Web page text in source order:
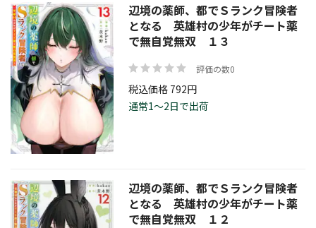
辺境の薬師、都でＳランク冒険者
となる 英雄村の少年がチート薬
で無自覚無双 １３
評価の数0
税込価格 792円
通常1～2日で出荷
辺境の薬師、都でＳランク冒険者
となる 英雄村の少年がチート薬
で無自覚無双 １２